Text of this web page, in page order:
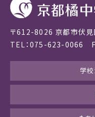
〒612-8026 京都市伏
TEL：075-623-0066
学